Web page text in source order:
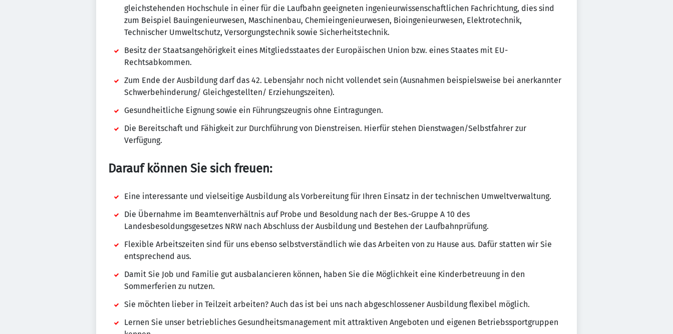
gleichstehenden Hochschule in einer für die Laufbahn geeigneten ingenieurwissenschaftlichen Fachrichtung, dies sind
zum Beispiel Bauingenieurwesen, Maschinenbau, Chemieingenieurwesen, Bioingenieurwesen, Elektrotechnik,
Technischer Umweltschutz, Versorgungstechnik sowie Sicherheitstechnik.
Besitz der Staatsangehörigkeit eines Mitgliedsstaates der Europäischen Union bzw. eines Staates mit EU-
Rechtsabkommen.
Zum Ende der Ausbildung darf das 42. Lebensjahr noch nicht vollendet sein (Ausnahmen beispielsweise bei anerkannter
Schwerbehinderung/ Gleichgestellten/ Erziehungszeiten).
Gesundheitliche Eignung sowie ein Führungszeugnis ohne Eintragungen.
Die Bereitschaft und Fähigkeit zur Durchführung von Dienstreisen. Hierfür stehen Dienstwagen/Selbstfahrer zur
Verfügung.
Darauf können Sie sich freuen:
Eine interessante und vielseitige Ausbildung als Vorbereitung für Ihren Einsatz in der technischen Umweltverwaltung.
Die Übernahme im Beamtenverhältnis auf Probe und Besoldung nach der Bes.-Gruppe A 10 des
Landesbesoldungsgesetzes NRW nach Abschluss der Ausbildung und Bestehen der Laufbahnprüfung.
Flexible Arbeitszeiten sind für uns ebenso selbstverständlich wie das Arbeiten von zu Hause aus. Dafür statten wir Sie
entsprechend aus.
Damit Sie Job und Familie gut ausbalancieren können, haben Sie die Möglichkeit eine Kinderbetreuung in den
Sommerferien zu nutzen.
Sie möchten lieber in Teilzeit arbeiten? Auch das ist bei uns nach abgeschlossener Ausbildung flexibel möglich.
Lernen Sie unser betriebliches Gesundheitsmanagement mit attraktiven Angeboten und eigenen Betriebssportgruppen